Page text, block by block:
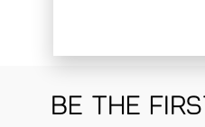
be the